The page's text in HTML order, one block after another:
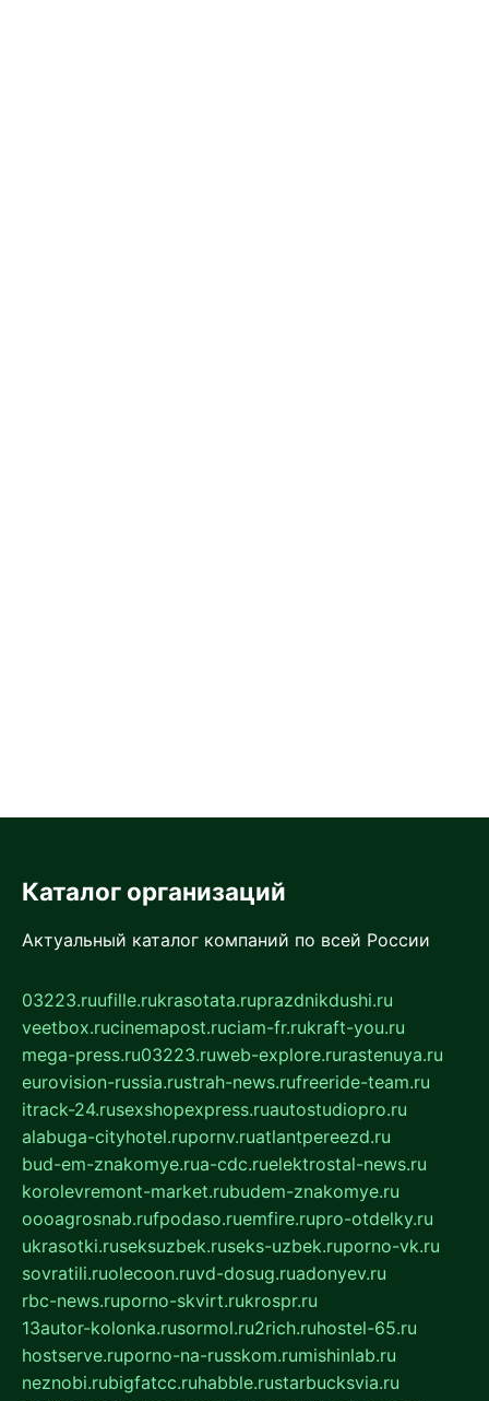
Каталог организаций
Актуальный каталог компаний по всей России
03223.ruufille.rukrasotata.ruprazdnikdushi.ru
veetbox.rucinemapost.ruciam-fr.rukraft-you.ru
mega-press.ru03223.ruweb-explore.rurastenuya.ru
eurovision-russia.rustrah-news.rufreeride-team.ru
itrack-24.rusexshopexpress.ruautostudiopro.ru
alabuga-cityhotel.rupornv.ruatlantpereezd.ru
bud-em-znakomye.rua-cdc.ruelektrostal-news.ru
korolevremont-market.rubudem-znakomye.ru
oooagrosnab.rufpodaso.ruemfire.rupro-otdelky.ru
ukrasotki.ruseksuzbek.ruseks-uzbek.ruporno-vk.ru
sovratili.ruolecoon.ruvd-dosug.ruadonyev.ru
rbc-news.ruporno-skvirt.rukrospr.ru
13autor-kolonka.rusormol.ru2rich.ruhostel-65.ru
hostserve.ruporno-na-russkom.rumishinlab.ru
neznobi.rubigfatcc.ruhabble.rustarbucksvia.ru